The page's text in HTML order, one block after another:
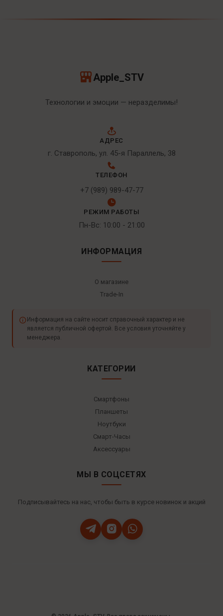
Apple_STV
Технологии и эмоции — неразделимы!
АДРЕС
г. Ставрополь, ул. 45-я Параллель, 38
ТЕЛЕФОН
+7 (989) 989-47-77
РЕЖИМ РАБОТЫ
Пн-Вс: 10:00 - 21:00
ИНФОРМАЦИЯ
О магазине
Trade-In
Информация на сайте носит справочный характер и не
является публичной офертой. Все условия уточняйте у
менеджера.
КАТЕГОРИИ
Смартфоны
Планшеты
Ноутбуки
Смарт-Часы
Аксессуары
МЫ В СОЦСЕТЯХ
Подписывайтесь на нас, чтобы быть в курсе новинок и акций